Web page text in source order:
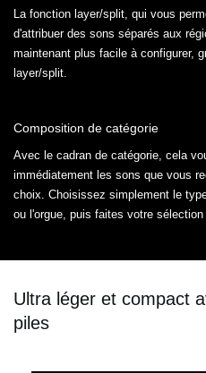
La fonction layer/split, qui vous
d'attribuer des sons séparés aux
maintenant plus facile à configurer,
layer/split.
Composition de catégorie
Avec le cadran de catégorie, cela
immédiatement les sons que vous
choix. Choisissez simplement le
ou l'orgue, puis faites votre
Ultra léger et compact
piles